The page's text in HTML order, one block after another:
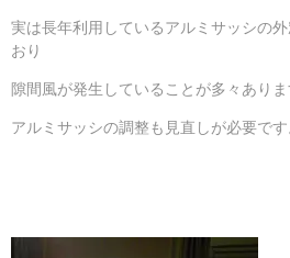
実は長年利用しているアルミサッシの
おり
隙間風が発生していることが多々ありま
アルミサッシの調整も見直しが必要です